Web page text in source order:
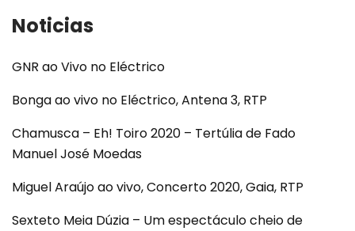
Noticias
GNR ao Vivo no Eléctrico
Bonga ao vivo no Eléctrico, Antena 3, RTP
Chamusca – Eh! Toiro 2020 – Tertúlia de Fado
Manuel José Moedas
Miguel Araújo ao vivo, Concerto 2020, Gaia, RTP
Sexteto Meia Dúzia – Um espectáculo cheio de